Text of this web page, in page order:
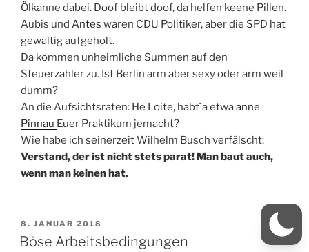
Ölkanne dabei. Doof bleibt doof, da helfen keene Pillen.
Aubis und Antes waren CDU Politiker, aber die SPD hat
gewaltig aufgeholt.
Da kommen unheimliche Summen auf den
Steuerzahler zu. Ist Berlin arm aber sexy oder arm weil
dumm?
An die Aufsichtsraten: He Loite, habt`a etwaanne
Pinnau Euer Praktikum jemacht?
Wie habe ich seinerzeit Wilhelm Busch verfälscht:
Verstand, der ist nicht stets parat! Man baut auch,
wenn man keinen hat.
VERÖFFENTLICHT
AM
8. JANUAR 2018
Böse Arbeitsbedingungen